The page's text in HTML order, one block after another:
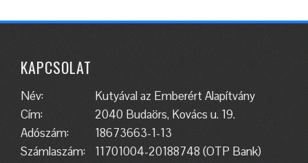
KAPCSOLAT
Név:
Kutyával az Emberért Alapítvány
Cím:
2040 Budaörs, Kovács u. 19.
Adószám:
18673663-1-13
Számlaszám:
11701004-20188748 (OTP Bank)